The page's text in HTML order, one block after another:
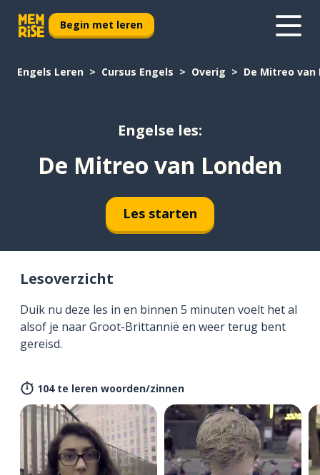
Begin met leren
Engels Leren Cursus Engels Overig De Mitreo van
Engelse les:
De Mitreo van Londen
Les starten
Lesoverzicht
Duik nu deze les in en binnen 5 minuten voelt het al
alsof je naar Groot-Brittannië en weer terug bent
gereisd.
104 te leren woorden/zinnen